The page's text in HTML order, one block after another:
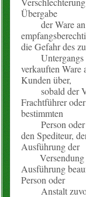
Übergabe
der Ware an
die Gefahr des
Untergangs
verkauften Ware
Kunden über,
sobald der
Frachtführer
bestimmten
Person oder
den Spediteur,
Ausführung der
Versendung
Ausführung
Person oder
Anstalt zuvor